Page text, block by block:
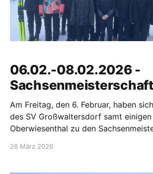
06.02.-08.02.2026 -
Am Freitag, den 6. Februar, haben
des SV Großwaltersdorf samt
Oberwiesenthal zu den
26 März 2026